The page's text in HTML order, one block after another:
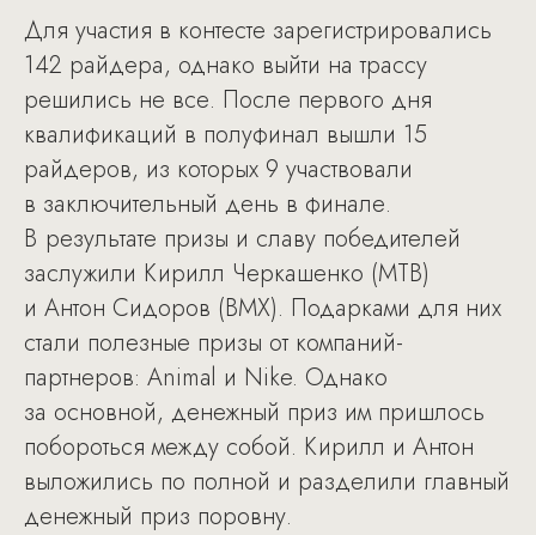
Для участия в контесте зарегистрировались
142 райдера, однако выйти на трассу
решились не все. После первого дня
квалификаций в полуфинал вышли 15
райдеров, из которых 9 участвовали
в заключительный день в финале.
В результате призы и славу победителей
заслужили Кирилл Черкашенко (MTB)
и Антон Сидоров (BMX). Подарками для них
стали полезные призы от компаний-
партнеров: Animal и Nike. Однако
за основной, денежный приз им пришлось
побороться между собой. Кирилл и Антон
выложились по полной и разделили главный
денежный приз поровну.